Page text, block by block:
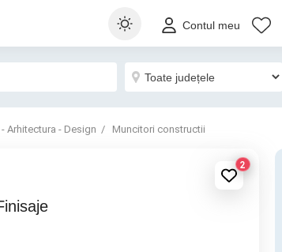
Contul meu
Arhitectura - Design Muncitori constructii
2